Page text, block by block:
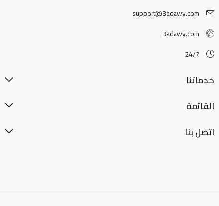
support@3adawy.com
3adawy.com
24/7
خدماتنا
القائمة
اتصل بنا